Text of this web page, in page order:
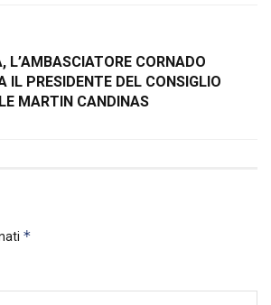
L’AMBASCIATORE CORNADO
IL PRESIDENTE DEL CONSIGLIO
MARTIN CANDINAS
*